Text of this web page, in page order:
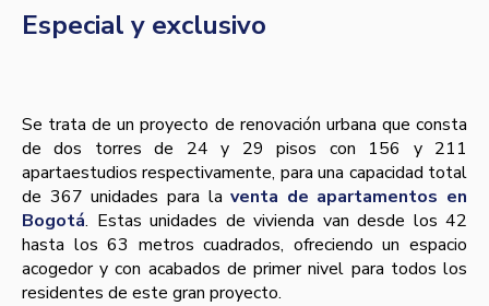
Especial y exclusivo
Se trata de un proyecto de renovación urbana que consta
de dos torres de 24 y 29 pisos con 156 y 211
apartaestudios respectivamente, para una capacidad total
de 367 unidades para laventa de apartamentos en
Bogotá. Estas unidades de vivienda van desde los 42
hasta los 63 metros cuadrados, ofreciendo un espacio
acogedor y con acabados de primer nivel para todos los
residentes de este gran proyecto.